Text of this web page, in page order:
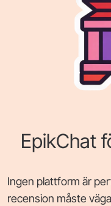
EpikChat
Ingen plattform är
recension måste